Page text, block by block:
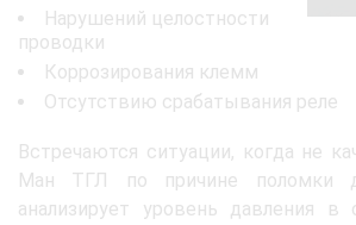
Нарушений целостности
проводки
Коррозирования клемм
Отсутствию срабатывания реле
Встречаются ситуации, когда не
Ман ТГЛ по причине поломки
анализирует уровень давления в